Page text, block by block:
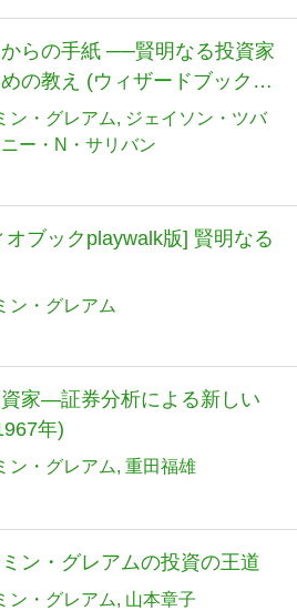
らの手紙 ──賢明なる投資家
の教え (ウィザードブックシ
ン・グレアム
ジェイソン・ツバ
ニー・N・サリバン
オブックplaywalk版] 賢明なる
ン・グレアム
家―証券分析による新しい
年)
ン・グレアム 重田福雄
ン・グレアムの投資の王道
ン・グレアム 山本章子